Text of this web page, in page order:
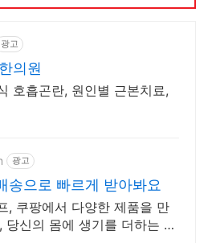
광고
! 보경한의원
광고
송으로 빠르게 받아봐요
, 쿠팡에서 다양한 제품을 만
당신의 몸에 생기를 더하는 건